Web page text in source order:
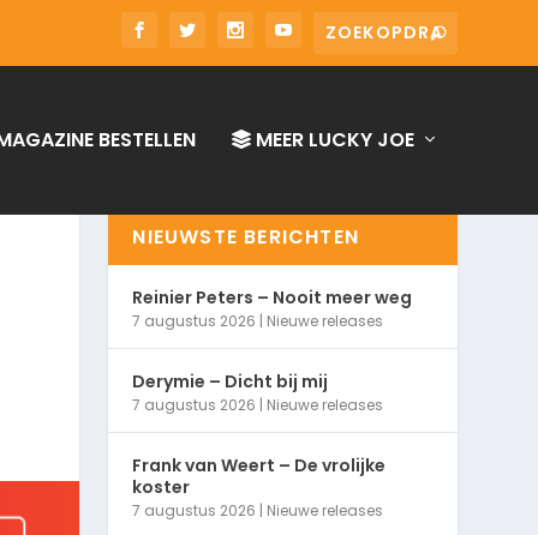
BESTELLEN MEER LUCKY JOE
NIEUWSTE BERICHTEN
Reinier Peters – Nooit meer weg
7 augustus 2026 | Nieuwe releases
Derymie – Dicht bij mij
7 augustus 2026 | Nieuwe releases
Frank van Weert – De vrolijke
koster
7 augustus 2026 | Nieuwe releases